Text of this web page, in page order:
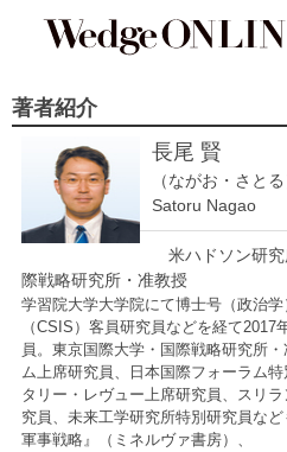
著者紹介
長尾 賢
（ながお・さとる
Satoru Nagao
米ハドソン研究
際戦略研究所・准教授
学習院大学大学院にて博士号（政治
（CSIS）客員研究員などを経て
員。東京国際大学・国際戦略研究所
ム上席研究員、日本国際フォーラム
タリー・レヴュー上席研究員、スリ
究員、未来工学研究所特別研究員な
軍事戦略』（ミネルヴァ書房）、